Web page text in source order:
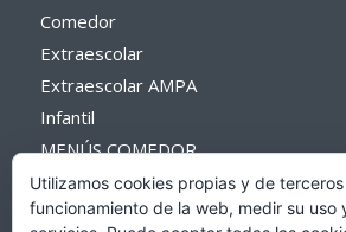
Comedor
Extraescolar
Extraescolar AMPA
Infantil
MENÚS COMEDOR
Primaria
Proyectos del centro
Utilizamos cookies propias y de
funcionamiento de la web, medir su uso